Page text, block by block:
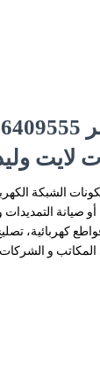
فني كهربائي منازل القصر
لايت
الشبكة
صيانة التمديدات
كهربائية،
المكاتب و